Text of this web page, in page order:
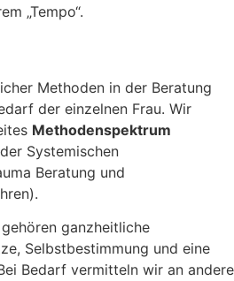
„Tempo“.
Methoden in der Beratung
der einzelnen Frau. Wir
Methodenspektrum
Systemischen
Beratung und
ganzheitliche
Selbstbestimmung und eine
Bedarf vermitteln wir an andere